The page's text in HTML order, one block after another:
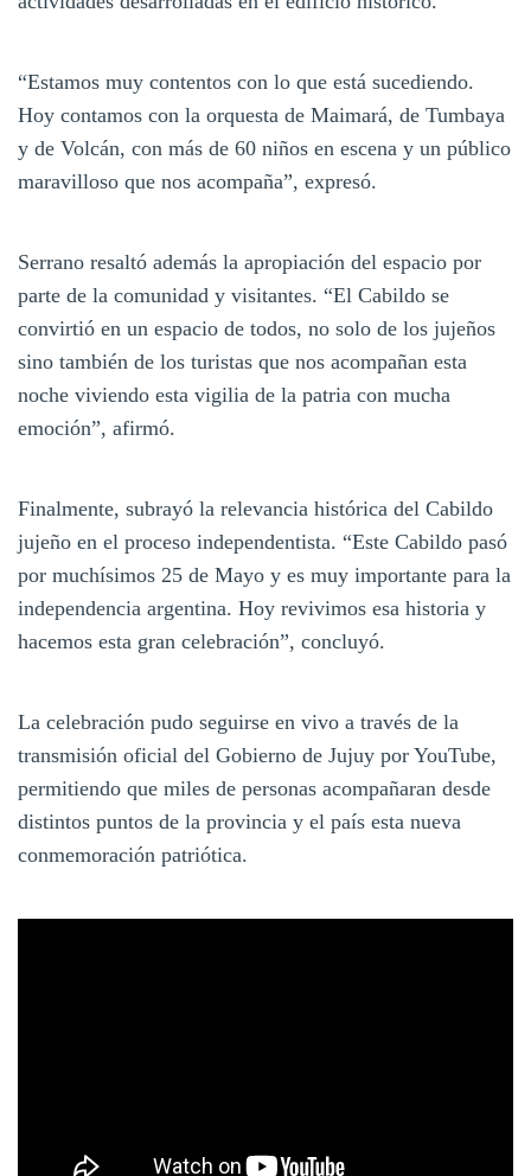
“Estamos muy contentos con lo que está sucediendo.
Hoy contamos con la orquesta de Maimará, de Tumbaya
y de Volcán, con más de 60 niños en escena y un público
maravilloso que nos acompaña”, expresó.
Serrano resaltó además la apropiación del espacio por
parte de la comunidad y visitantes. “El Cabildo se
convirtió en un espacio de todos, no solo de los jujeños
sino también de los turistas que nos acompañan esta
noche viviendo esta vigilia de la patria con mucha
emoción”, afirmó.
Finalmente, subrayó la relevancia histórica del Cabildo
jujeño en el proceso independentista. “Este Cabildo pasó
por muchísimos 25 de Mayo y es muy importante para la
independencia argentina. Hoy revivimos esa historia y
hacemos esta gran celebración”, concluyó.
La celebración pudo seguirse en vivo a través de la
transmisión oficial del Gobierno de Jujuy por YouTube,
permitiendo que miles de personas acompañaran desde
distintos puntos de la provincia y el país esta nueva
conmemoración patriótica.